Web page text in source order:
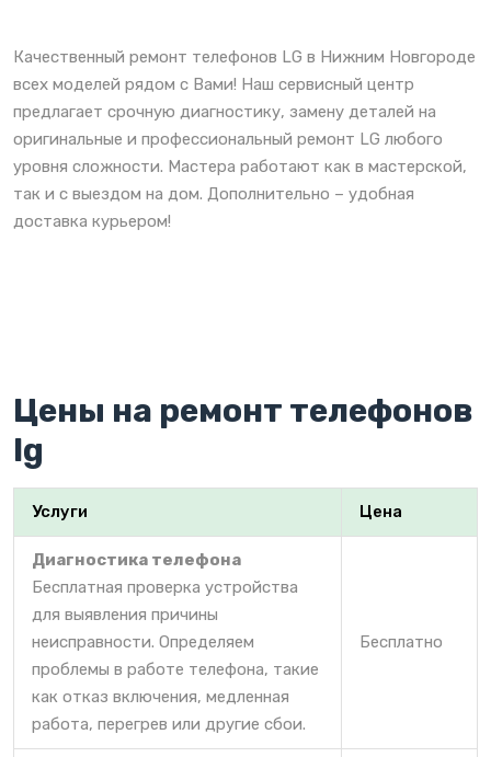
Качественный ремонт телефонов LG в Нижним Новгороде
всех моделей рядом с Вами! Наш сервисный центр
предлагает срочную диагностику, замену деталей на
оригинальные и профессиональный ремонт LG любого
уровня сложности. Мастера работают как в мастерской,
так и с выездом на дом. Дополнительно – удобная
доставка курьером!
Цены на ремонт телефонов
lg
Услуги Цена
Диагностика телефона
Бесплатная проверка устройства
для выявления причины
неисправности. Определяем
проблемы в работе телефона, такие
как отказ включения, медленная
работа, перегрев или другие сбои.
Бесплатно